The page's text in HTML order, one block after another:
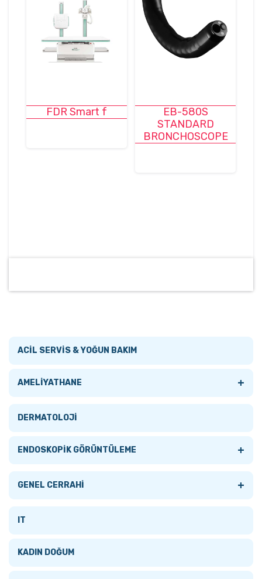
FDR Smart f
EB-580S
STANDARD
BRONCHOSCOPE
ACİL SERVİS & YOĞUN BAKIM
AMELİYATHANE +
Tümünü Gör
AMELİYATHANE LAMBALARI
AMELİYATHANE MASALARI +
Mobil Ameliyat Masaları
ELEKTROKOTER
DERMATOLOJİ
ENDOSKOPİK GÖRÜNTÜLEME +
Tümünü Gör
BRONKOSKOPLAR
GENEL CERRAHİ +
CERRAHİ
IT
KADIN DOĞUM